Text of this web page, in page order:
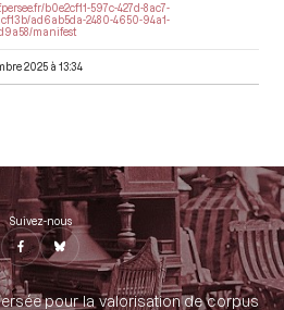
b0e2cf11-597c-427d-8ac7-
ad6ab5da-2480-4650-94a1-
manifest
2025 à 13:34
Suivez-nous
pour la valorisation de corpus